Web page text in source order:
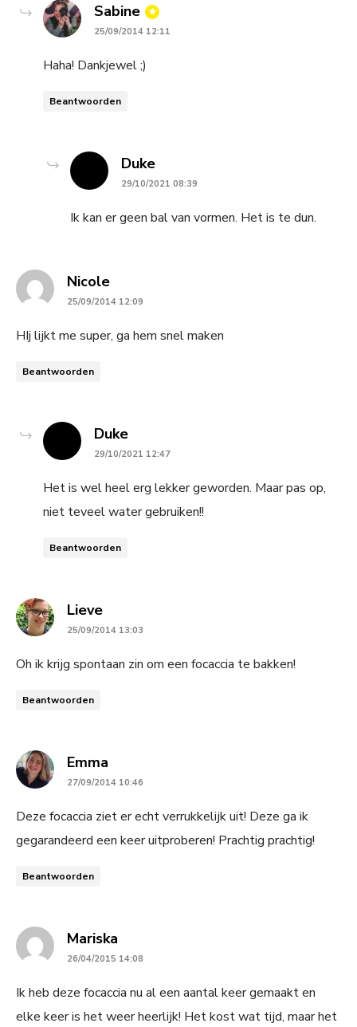
Sabine says:
25/09/2014 12:11
Haha! Dankjewel ;)
Beantwoorden
Dukesays:
29/10/2021 08:39
Ik kan er geen bal van vormen. Het is te dun.
Nicolesays:
25/09/2014 12:09
HIj lijkt me super, ga hem snel maken
Beantwoorden
Dukesays:
29/10/2021 12:47
Het is wel heel erg lekker geworden. Maar pas op,
niet teveel water gebruiken!!
Beantwoorden
Lievesays:
25/09/2014 13:03
Oh ik krijg spontaan zin om een focaccia te bakken!
Beantwoorden
Emma
27/09/2014 10:46
Deze focaccia ziet er echt verrukkelijk uit! Deze ga ik
gegarandeerd een keer uitproberen! Prachtig prachtig!
Beantwoorden
Mariska
26/04/2015 14:08
Ik heb deze focaccia nu al een aantal keer gemaakt en
elke keer is het weer heerlijk! Het kost wat tijd, maar het